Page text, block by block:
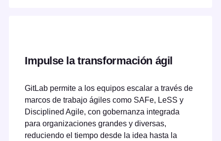
Impulse la transformación ágil
GitLab permite a los equipos escalar a través de
marcos de trabajo ágiles como SAFe, LeSS y
Disciplined Agile, con gobernanza integrada
para organizaciones grandes y diversas,
reduciendo el tiempo desde la idea hasta la